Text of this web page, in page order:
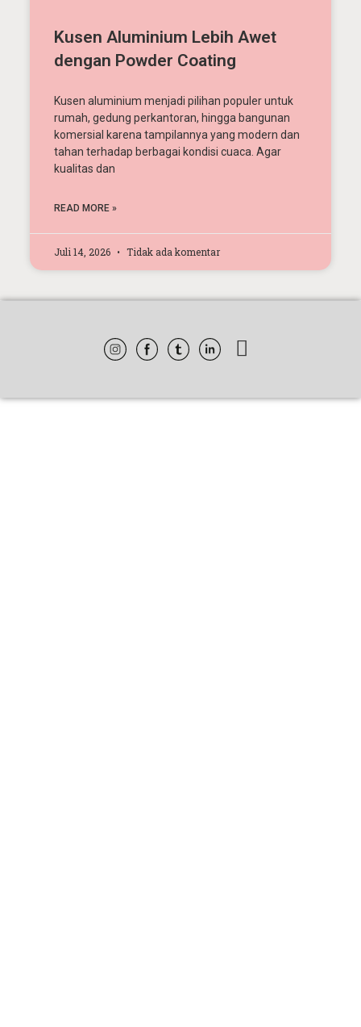
Kusen Aluminium Lebih Awet
dengan Powder Coating
Kusen aluminium menjadi pilihan populer untuk
rumah, gedung perkantoran, hingga bangunan
komersial karena tampilannya yang modern dan
tahan terhadap berbagai kondisi cuaca. Agar
kualitas dan
READ MORE »
Juli 14, 2026 Tidak ada komentar